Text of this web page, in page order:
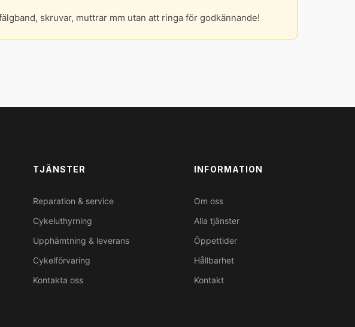
skruvar, muttrar mm utan att ringa för godkännande!
TJÄNSTER
Reparation & service
Cykeluthyrning
Upphämtning & leverans
Cykelförvaring
Kontakta oss
INFORMATION
Om oss
Alla tjänster
Öppettider
Hållbarhet
Kontakt